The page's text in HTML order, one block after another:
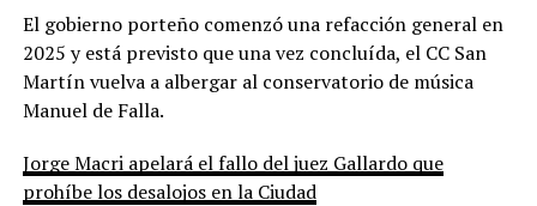
El gobierno porteño comenzó una refacción general en
2025 y está previsto que una vez concluída, el CC San
Martín vuelva a albergar al conservatorio de música
Manuel de Falla.
Jorge Macri apelará el fallo del juez Gallardo que
prohíbe los desalojos en la Ciudad